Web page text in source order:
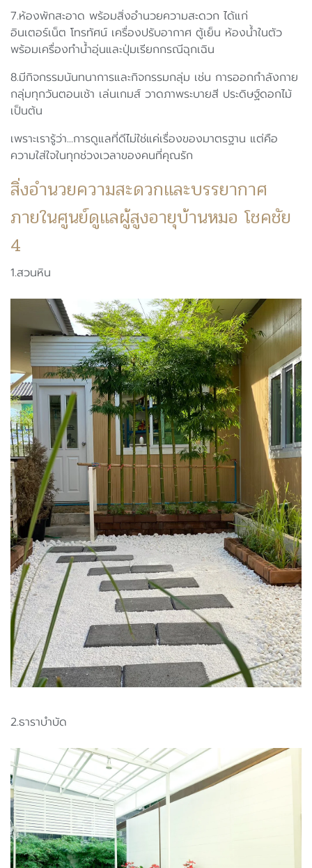
7.ห้องพักสะอาด พร้อมสิ่งอำนวยความสะดวก ได้แก่
อินเตอร์เน็ต โทรทัศน์ เครื่องปรับอากาศ ตู้เย็น ห้องน้ำในตัว
พร้อมเครื่องทำน้ำอุ่นและปุ่มเรียกกรณีฉุกเฉิน
8.มีกิจกรรมนันทนาการและกิจกรรมกลุ่ม เช่น การออกกำลังกาย
กลุ่มทุกวันตอนเช้า เล่นเกมส์ วาดภาพระบายสี ประดิษฐ์ดอกไม้
เป็นต้น
เพราะเรารู้ว่า...การดูแลที่ดีไม่ใช่แค่เรื่องของมาตรฐาน แต่คือ
ความใส่ใจในทุกช่วงเวลาของคนที่คุณรัก
สิ่งอำนวยความสะดวกและบรรยากาศ
ภายในศูนย์ดูแลผู้สูงอายุบ้านหมอ โชคชัย
4
1.สวนหิน
2.ธาราบำบัด